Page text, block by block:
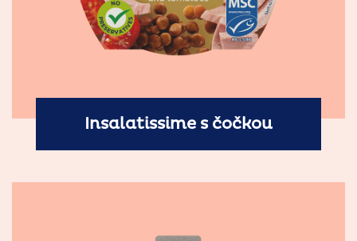
Insalatissime s čočkou